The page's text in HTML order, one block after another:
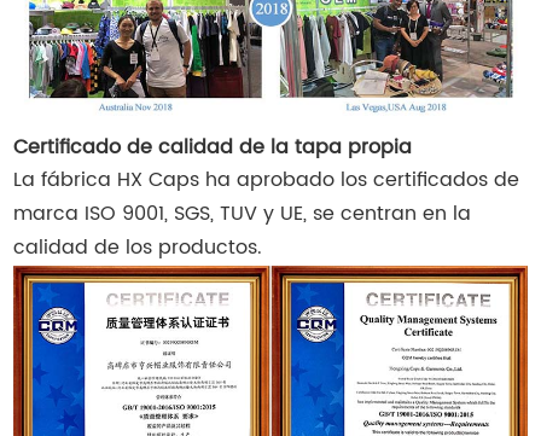
Certificado de calidad de la tapa propia
La fábrica HX Caps ha aprobado los certificados de
marca ISO 9001, SGS, TUV y UE, se centran en la
calidad de los productos.